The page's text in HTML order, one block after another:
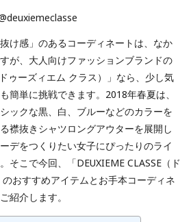
け感」のあるコーディネートは、なか
が、大人向けファッションブランドの
ドゥーズィエム クラス）」なら、少し気
簡単に挑戦できます。2018年春夏は、
ックな黒、白、ブルーなどのカラーを
襟抜きシャツロングアウターを展開し
デをつくりたい女子にぴったりのライ
そこで今回、「DEUXIEME CLASSE（ド
おすすめアイテムとお手本コーディネ
紹介します。